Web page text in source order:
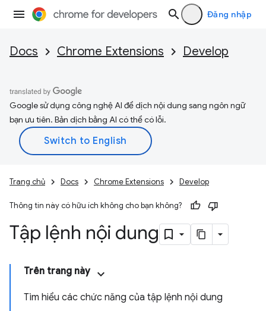
Đăng nhập
Docs Chrome Extensions Develop
Google sử dụng công nghệ AI để dịch nội dung sang ngôn ngữ
bạn ưu tiên. Bản dịch bằng AI có thể có lỗi.
Trang chủ Docs Chrome Extensions Develop
Thông tin này có hữu ích không cho bạn không?
Tập lệnh nội dung
Trên trang này
Tìm hiểu các chức năng của tập lệnh nội dung